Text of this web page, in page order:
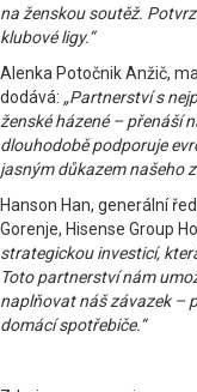
na ženskou soutěž.
klubové ligy.“
Alenka Potočnik Anžič,
dodává: „Partnerství s
ženské házené – přenáší
dlouhodobě podporuje
jasným důkazem našeho
Hanson Han, generální
Gorenje, Hisense Group
strategickou investicí,
Toto partnerství nám
naplňovat náš závazek –
domácí spotřebiče.“